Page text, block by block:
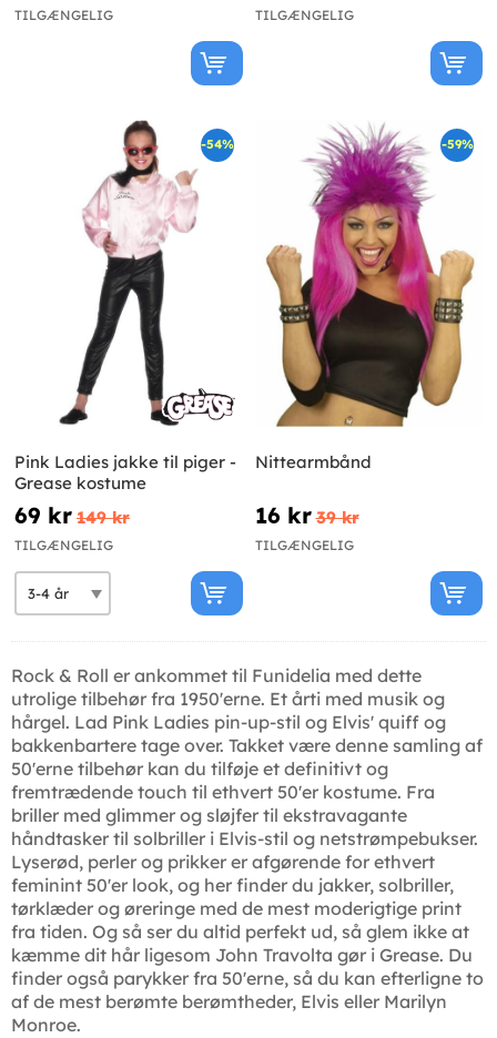
TILGÆNGELIG TILGÆNGELIG
-54%
Pink Ladies jakke til piger -
Grease kostume
69 kr 149 kr
TILGÆNGELIG
-59%
Nittearmbånd
16 kr 39 kr
TILGÆNGELIG
Rock & Roll er ankommet til Funidelia med dette
utrolige tilbehør fra 1950'erne. Et årti med musik og
hårgel. Lad Pink Ladies pin-up-stil og Elvis' quiff og
bakkenbartere tage over. Takket være denne samling af
50'erne tilbehør kan du tilføje et definitivt og
fremtrædende touch til ethvert 50'er kostume. Fra
briller med glimmer og sløjfer til ekstravagante
håndtasker til solbriller i Elvis-stil og netstrømpebukser.
Lyserød, perler og prikker er afgørende for ethvert
feminint 50'er look, og her finder du jakker, solbriller,
tørklæder og øreringe med de mest moderigtige print
fra tiden. Og så ser du altid perfekt ud, så glem ikke at
kæmme dit hår ligesom John Travolta gør i Grease. Du
finder også parykker fra 50'erne, så du kan efterligne to
af de mest berømte berømtheder, Elvis eller Marilyn
Monroe.